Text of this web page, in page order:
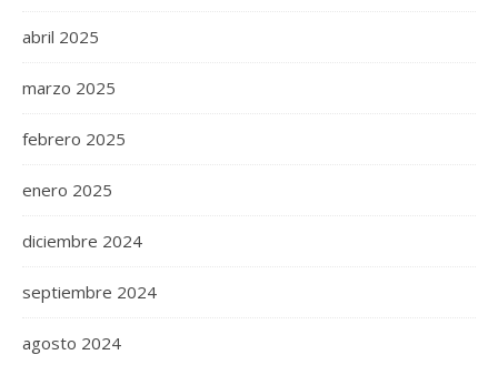
abril 2025
marzo 2025
febrero 2025
enero 2025
diciembre 2024
septiembre 2024
agosto 2024